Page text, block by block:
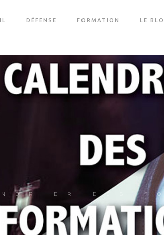
DÉFENSE FORMATION LE
DES